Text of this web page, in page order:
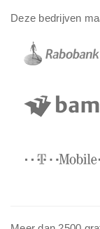
Deze bedrijven